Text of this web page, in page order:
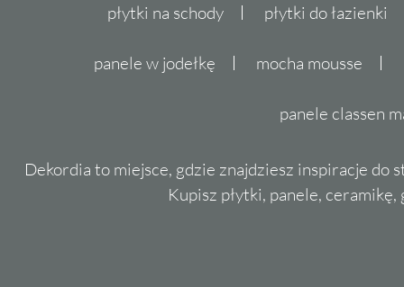
Zapraszamy do zapoznania się z pełną
White na naszej stronie dekordia.pl.
Państwo idealne rozwiązanie do swojego
płytki na schody płytki do łazienki
panele w jodełkę mocha mousse
panele classen
Dekordia to miejsce, gdzie znajdziesz inspiracje do
Kupisz płytki, panele,